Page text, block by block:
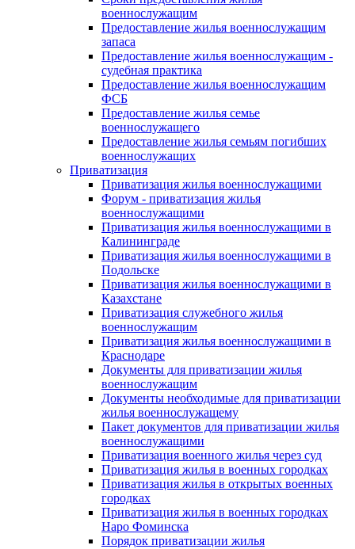
военнослужащим
Предоставление жилья военнослужащим
запаса
Предоставление жилья военнослужащим -
судебная практика
Предоставление жилья военнослужащим
ФСБ
Предоставление жилья семье
военнослужащего
Предоставление жилья семьям погибших
военнослужащих
Приватизация
Приватизация жилья военнослужащими
Форум - приватизация жилья
военнослужащими
Приватизация жилья военнослужащими в
Калининграде
Приватизация жилья военнослужащими в
Подольске
Приватизация жилья военнослужащими в
Казахстане
Приватизация служебного жилья
военнослужащим
Приватизация жилья военнослужащими в
Краснодаре
Документы для приватизации жилья
военнослужащим
Документы необходимые для приватизации
жилья военнослужащему
Пакет документов для приватизации жилья
военнослужащими
Приватизация военного жилья через суд
Приватизация жилья в военных городках
Приватизация жилья в открытых военных
городках
Приватизация жилья в военных городках
Наро Фоминска
Порядок приватизации жилья